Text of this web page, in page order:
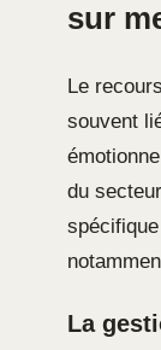
sur
Le
souvent
du
La